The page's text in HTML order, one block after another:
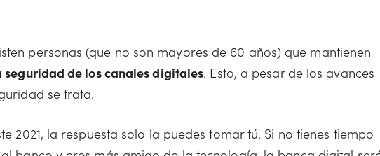
personas (que no son mayores de 60 años) que mantienen
de los canales digitales. Esto, a pesar de los avances
se trata.
2021, la respuesta solo la puedes tomar tú. Si no tienes tiempo